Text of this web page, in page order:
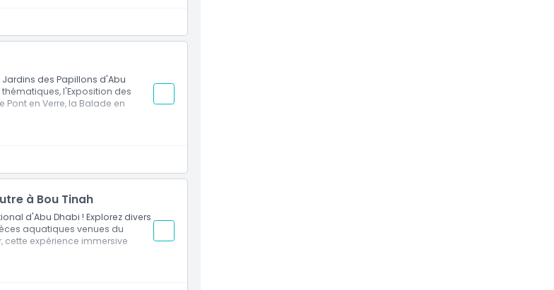
des Papillons d'Abu
l'Exposition des
Pont en Verre, la Balade en
à Bou Tinah
d'Abu Dhabi ! Explorez divers
aquatiques venues du
cette expérience immersive